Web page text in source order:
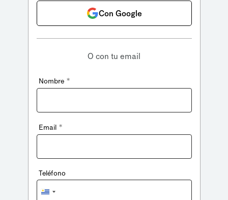
Con Google
O con tu email
Nombre *
Email *
Teléfono
Uruguay